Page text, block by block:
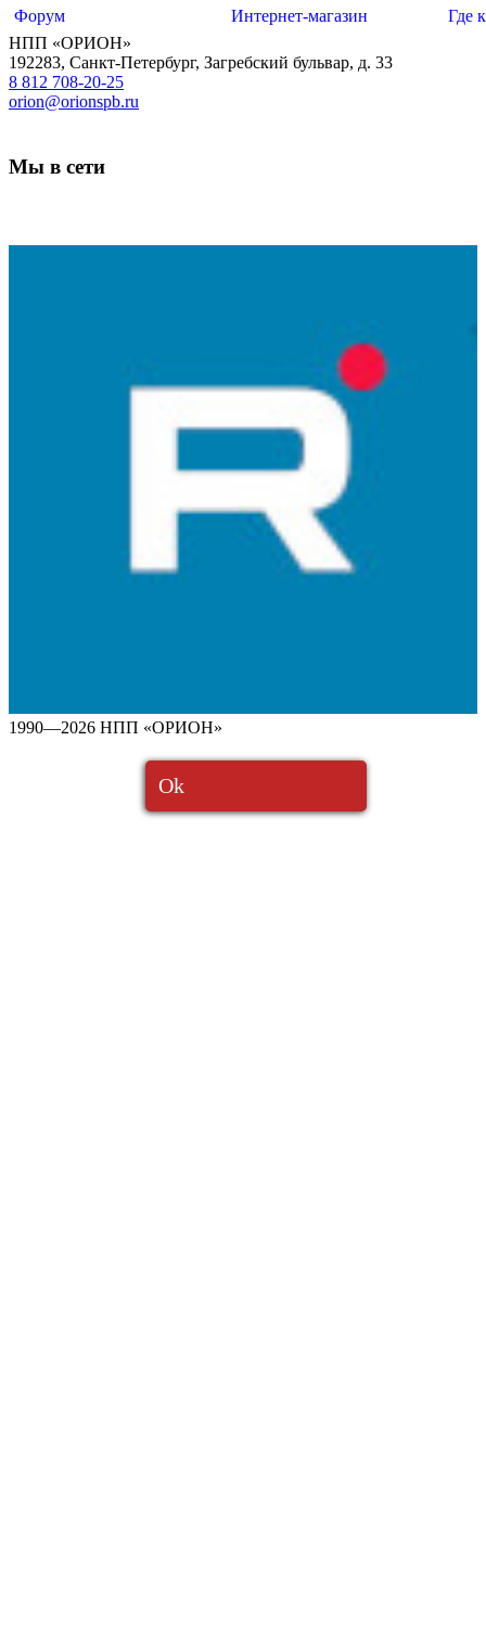
Форум
Интернет-магазин
Где
НПП «ОРИОН»
192283, Санкт-Петербург, Загребский бульвар, д. 33
8 812 708-20-25
orion@orionspb.ru
Мы в сети
1990—2026 НПП «ОРИОН»
Ok